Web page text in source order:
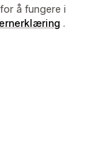
å fungere i
.